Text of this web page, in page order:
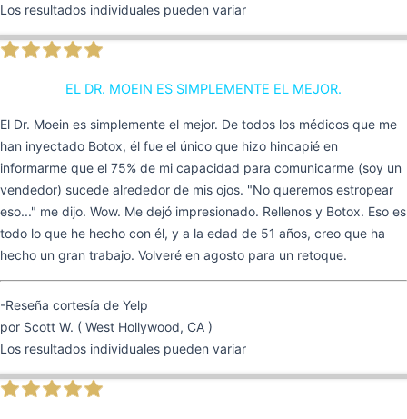
Los resultados individuales pueden variar
EL DR. MOEIN ES SIMPLEMENTE EL MEJOR.
El Dr. Moein es simplemente el mejor. De todos los médicos que me
han inyectado Botox, él fue el único que hizo hincapié en
informarme que el 75% de mi capacidad para comunicarme (soy un
vendedor) sucede alrededor de mis ojos. "No queremos estropear
eso..." me dijo. Wow. Me dejó impresionado. Rellenos y Botox. Eso es
todo lo que he hecho con él, y a la edad de 51 años, creo que ha
hecho un gran trabajo. Volveré en agosto para un retoque.
-Reseña cortesía de Yelp
por Scott W. ( West Hollywood, CA )
Los resultados individuales pueden variar